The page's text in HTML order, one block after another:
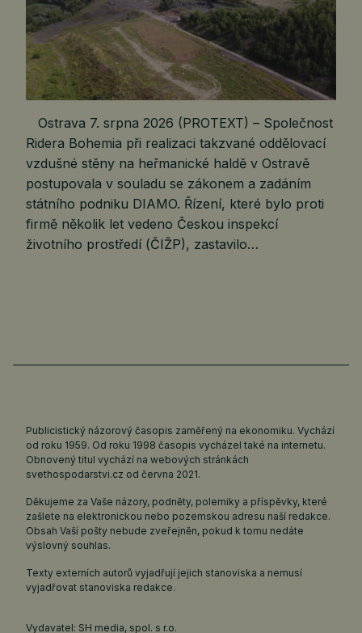
Ostrava 7. srpna 2026 (PROTEXT) – Společnost
Ridera Bohemia při realizaci takzvané oddělovací
vzdušné stěny na heřmanické haldě v Ostravě
postupovala v souladu se zákonem a zadáním
státního podniku DIAMO. Řízení, které bylo proti
firmě několik let vedeno Českou inspekcí
životního prostředí (ČIŽP), zastavilo…
Publicistický názorový časopis zaměřený na ekonomiku. Vychází
od roku 1959. Od roku 1998 časopis vycházel také na internetu.
Obnovený titul vychází na webových stránkách
svethospodarstvi.cz od června 2021.
Děkujeme za Vaše názory, podněty, polemiky a příspěvky, které
zašlete na elektronickou nebo pozemskou adresu naší redakce.
Obsah Vaší pošty nebude zveřejněn, pokud k tomu nedáte
výslovný souhlas.
Texty externích autorů vyjadřují jejich stanoviska a nemusí
vyjadřovat stanoviska redakce.
Vydavatel: SH media, spol. s r.o.